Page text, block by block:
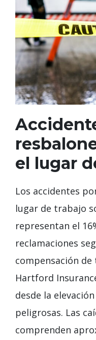
el lugar
Los accidentes
lugar de trabajo
representan el
reclamaciones
compensación
Hartford
desde la
peligrosas. Las
comprenden